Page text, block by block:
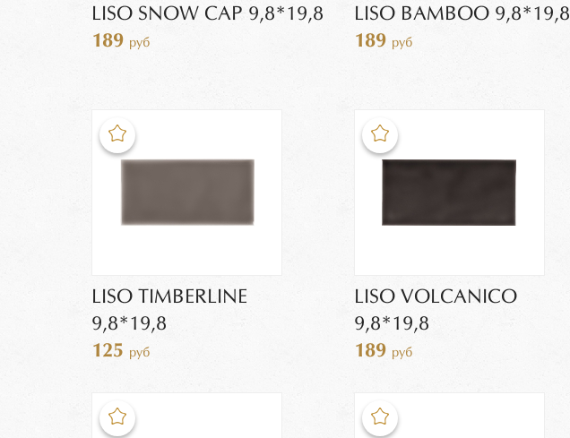
LISO SNOW CAP 9,8*19,8
189 руб
LISO BAMBOO 9,8*19,8
189 руб
LISO TIMBERLINE
9,8*19,8
125 руб
LISO VOLCANICO
9,8*19,8
189 руб